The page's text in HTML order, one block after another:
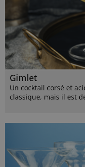
Gimlet
Un cocktail corsé et
classique, mais il est